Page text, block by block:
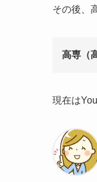
その後、
高専（
現在は